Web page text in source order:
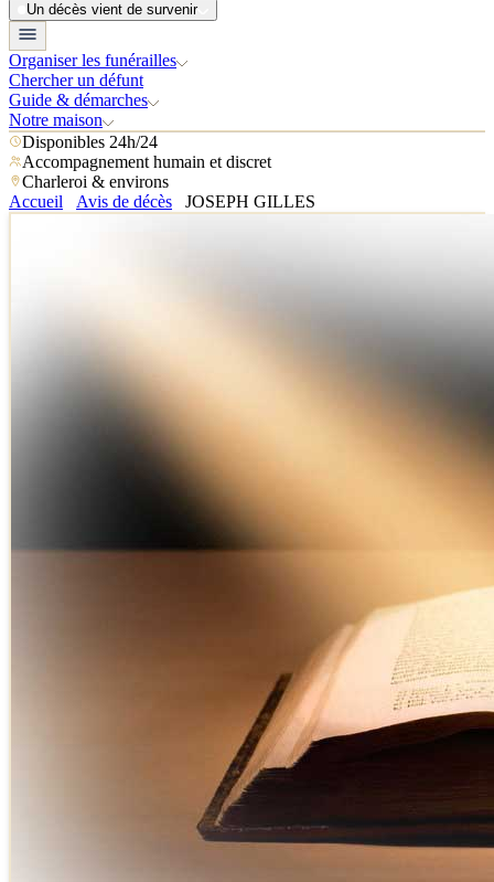
Un décès vient de survenir
Organiser les funérailles
Chercher un défunt
Guide & démarches
Notre maison
Disponibles 24h/24
Accompagnement humain et discret
Charleroi & environs
Accueil
Avis de décès JOSEPH GILLES